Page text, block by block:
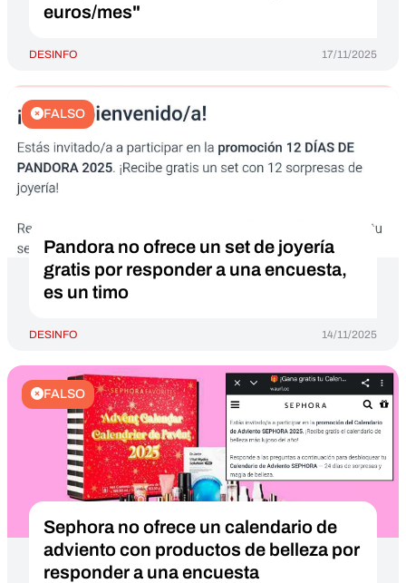
euros/mes"
DESINFO 17/11/2025
FALSO
Pandora no ofrece un set de joyería
gratis por responder a una encuesta,
es un timo
DESINFO 14/11/2025
FALSO
Sephora no ofrece un calendario de
adviento con productos de belleza por
responder a una encuesta